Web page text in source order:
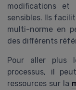
modifications et
sensibles. Ils
multi-norme en
des différents
Pour aller plus
processus, il
ressources sur la